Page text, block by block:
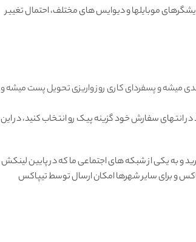
موبایلها و دیوایس های مختلف، احتمال تغییر
میشه و پسفردای کاری روز واریزی تحویل پست میشه و
در انتهای سفارش خود گزینه پیک رو انتخاب کنید، در این
و به یکی از شبکه های اجتماعی ما که در پایین لینکش
و برای سایر شهرها امکان ارسال توسط تیپاکس